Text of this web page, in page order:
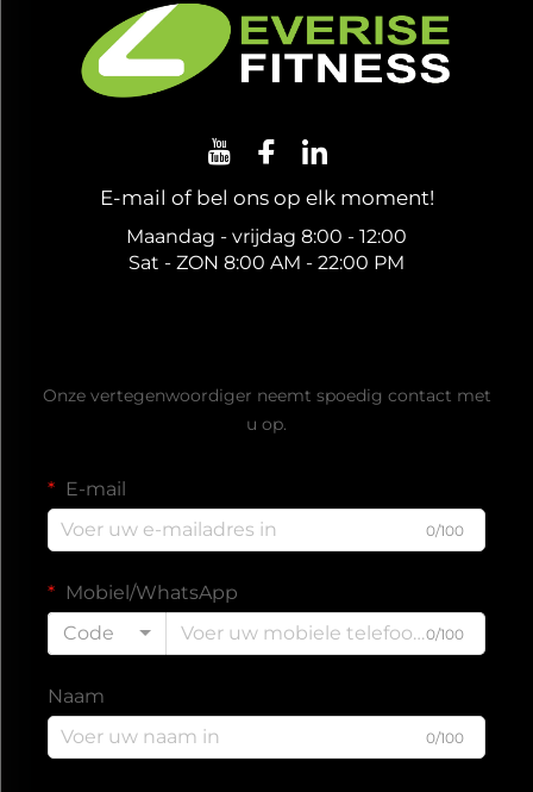
E-mail of bel ons op elk moment!
Maandag - vrijdag 8:00 - 12:00
Sat - ZON 8:00 AM - 22:00 PM
Onze vertegenwoordiger neemt spoedig contact met
u op.
E-mail
0/100
Mobiel/WhatsApp
Code
0/100
Naam
0/100